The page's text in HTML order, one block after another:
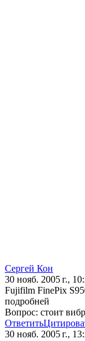
Сергей Кон
30 нояб. 2005 г.,
Fujifilm FinePix
подробней
Вопрос: стоит
Ответить
30 нояб. 2005 г.,